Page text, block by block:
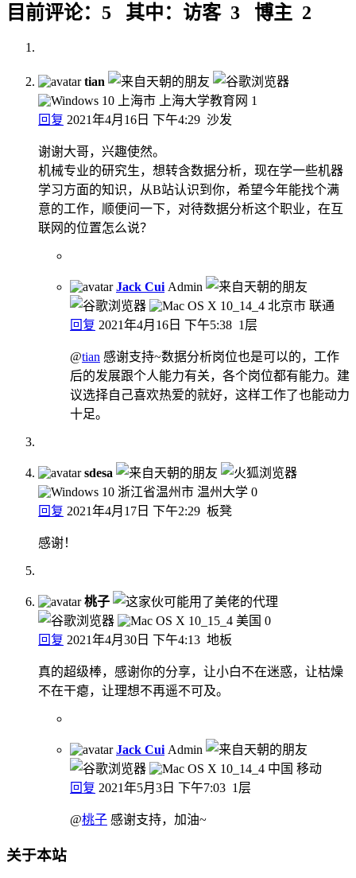
目前评论：5 其中：访客 3 博主 2
tian
上海市 上海大学教育网 1
回复 2021年4月16日 下午4:29 沙发
谢谢大哥，兴趣使然。
机械专业的研究生，想转含数据分析，现在学一些机器
学习方面的知识，从B站认识到你，希望今年能找个满
意的工作，顺便问一下，对待数据分析这个职业，在互
联网的位置怎么说？
Jack Cui Admin
北京市 联通
回复 2021年4月16日 下午5:38 1层
@tian 感谢支持~数据分析岗位也是可以的，工作
后的发展跟个人能力有关，各个岗位都有能力。建
议选择自己喜欢热爱的就好，这样工作了也能动力
十足。
sdesa
浙江省温州市 温州大学 0
回复 2021年4月17日 下午2:29 板凳
感谢！
桃子
美国 0
回复 2021年4月30日 下午4:13 地板
真的超级棒，感谢你的分享，让小白不在迷惑，让枯燥
不在干瘪，让理想不再遥不可及。
Jack Cui Admin
中国 移动
回复 2021年5月3日 下午7:03 1层
@桃子 感谢支持，加油~
关于本站